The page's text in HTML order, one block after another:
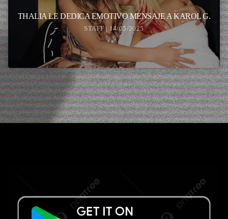
THALIA LE DEDICA EMOTIVO MENSAJE A KAROL G.
STAFF | 14/05/2025